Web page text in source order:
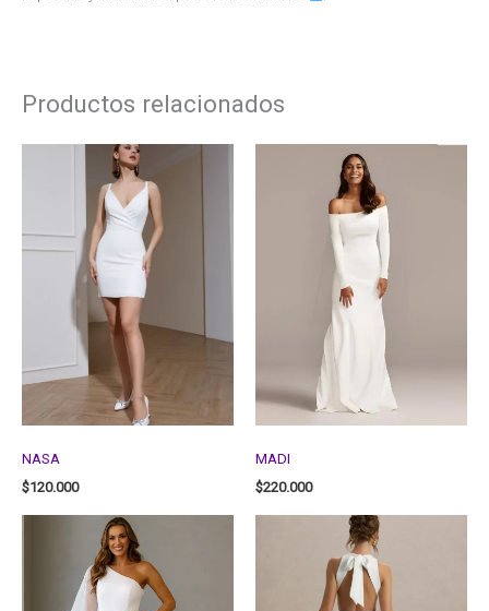
Productos relacionados
NASA
$120.000
MADI
$220.000